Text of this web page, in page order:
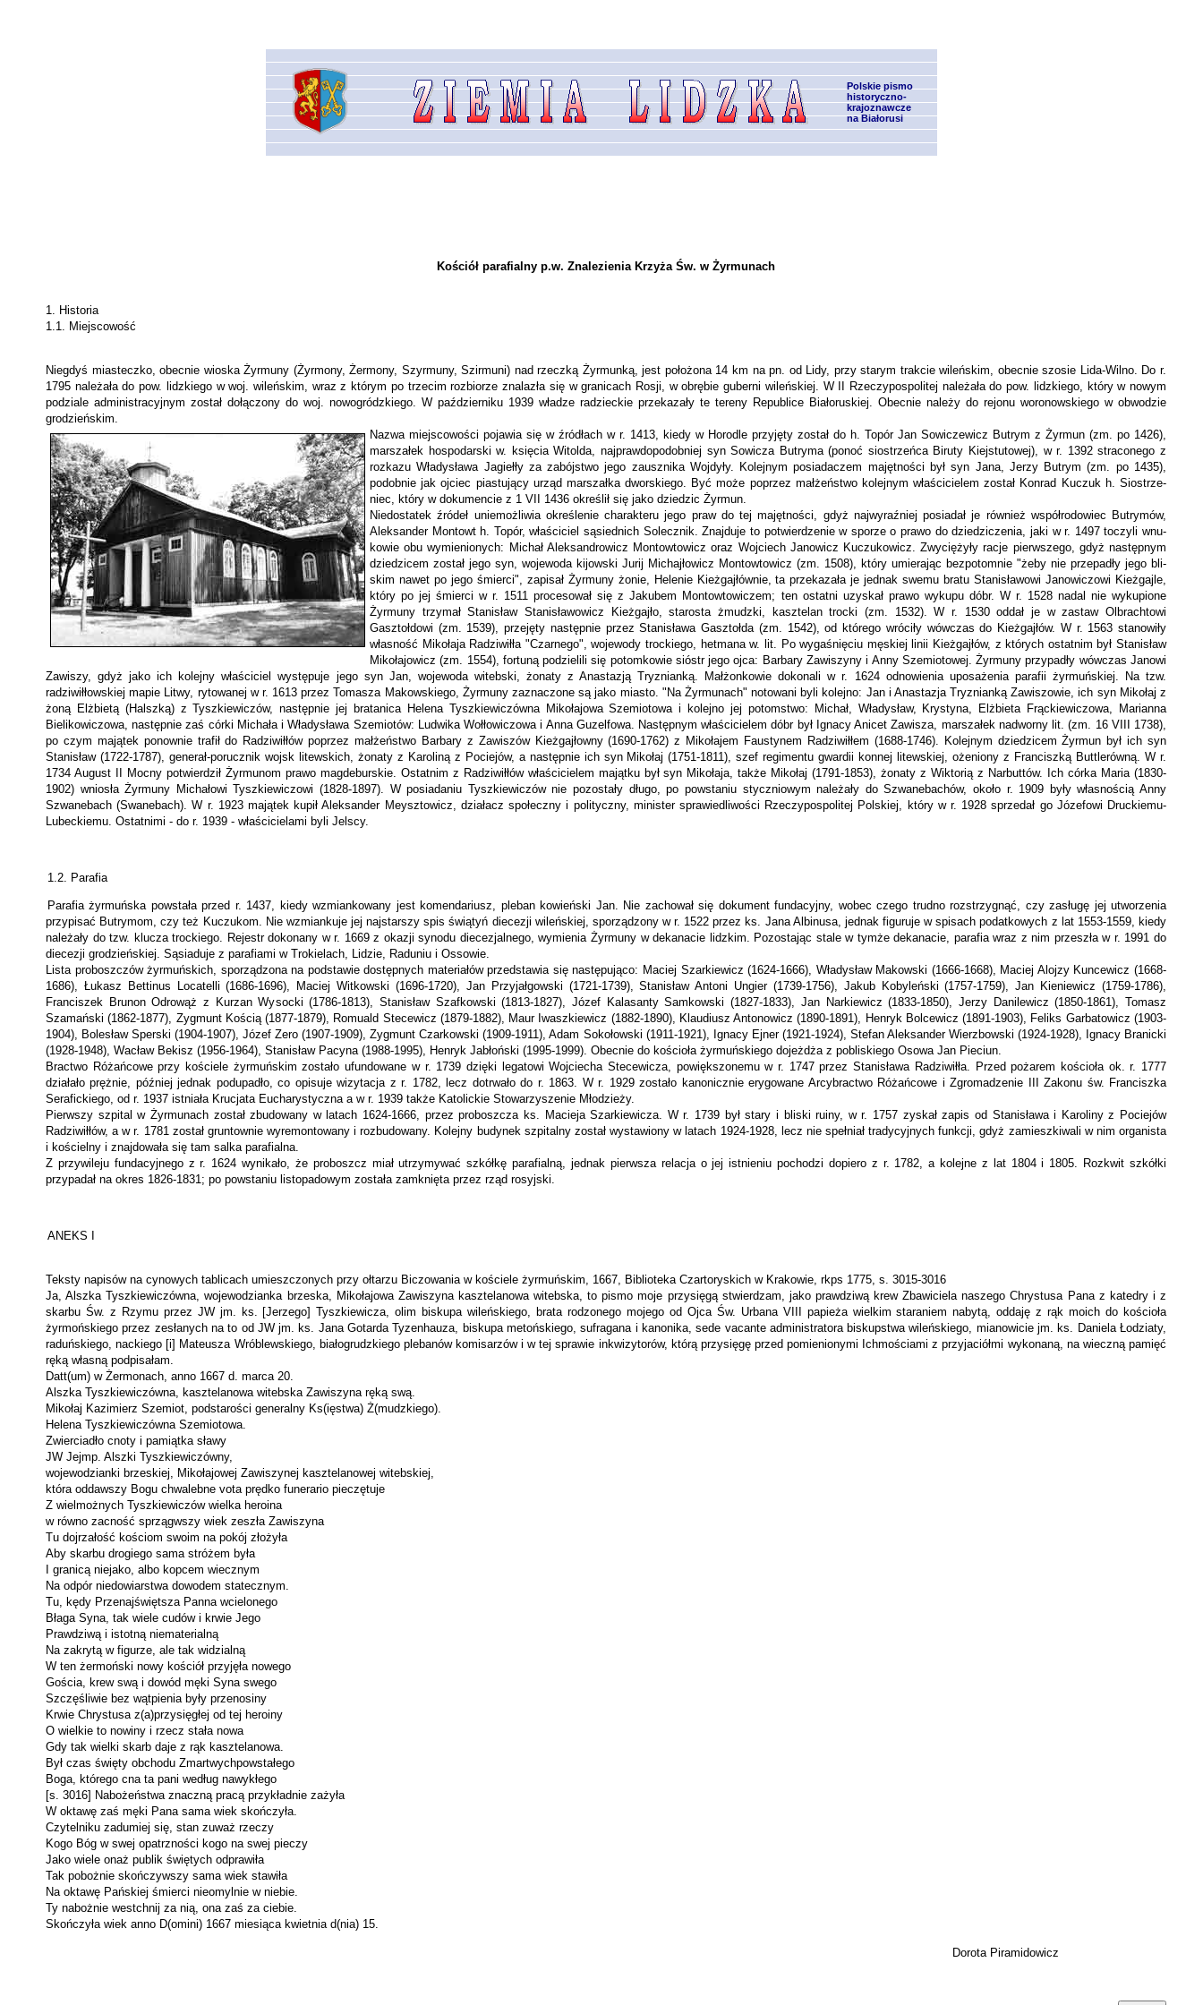
Polskie pismo
historyczno-
krajoznawcze
na Białorusi
Kościół parafialny p.w. Znalezienia Krzyża Św. w Żyrmunach
1. Historia
1.1. Miejscowość
Niegdyś miasteczko, obecnie wioska Żyrmuny (Żyrmony, Żermony, Szyrmuny, Szirmuni) nad rzeczką Żyrmunką, jest położona 14 km na pn. od Lidy, przy starym trakcie wileńskim, obecnie szosie Lida-Wilno. Do r.
1795 należała do pow. lidzkiego w woj. wileńskim, wraz z którym po trzecim roz­biorze znalazła się w granicach Rosji, w obrębie guberni wileńskiej. W II Rzeczypospolitej należała do pow. lidzkiego, który w nowym
podziale administra­cyjnym został dołączony do woj. nowogródzkiego. W październiku 1939 wła­dze radzieckie przekazały te tereny Republice Białoruskiej. Obecnie należy do rejonu woronowskiego w obwodzie
grodzieńskim.
Nazwa miejscowości pojawia się w źródłach w r. 1413, kiedy w Horo­dle przyjęty został do h. Topór Jan Sowiczewicz Butrym z Żyrmun (zm. po 1426),
marszałek hospodarski w. księcia Witolda, najprawdopodobniej syn Sowicza Butryma (ponoć siostrzeńca Biruty Kiejstutowej), w r. 1392 straco­nego z
rozkazu Władysława Jagiełły za zabójstwo jego zausznika Wojdyły. Kolejnym posiadaczem majętności był syn Jana, Jerzy Butrym (zm. po 1435),
podobnie jak ojciec piastujący urząd marszałka dworskiego. Być może po­przez małżeństwo kolejnym właścicielem został Konrad Kuczuk h. Siostrze­
niec, który w dokumencie z 1 VII 1436 określił się jako dziedzic Żyrmun.
Niedostatek źródeł uniemożliwia określenie charakteru jego praw do tej ma­jętności, gdyż najwyraźniej posiadał je również współrodowiec Butrymów,
Aleksander Montowt h. Topór, właściciel sąsiednich Solecznik. Znajduje to potwierdzenie w sporze o prawo do dziedziczenia, jaki w r. 1497 toczyli wnu­
kowie obu wymienionych: Michał Aleksandrowicz Montowtowicz oraz Woj­ciech Janowicz Kuczukowicz. Zwyciężyły racje pierwszego, gdyż następnym
dziedzicem został jego syn, wojewoda kijowski Jurij Michajłowicz Montow­towicz (zm. 1508), który umierając bezpotomnie "żeby nie przepadły jego bli­
skim nawet po jego śmierci", zapisał Żyrmuny żonie, Helenie Kieżgajłównie, ta przekazała je jednak swemu bratu Stanisławowi Janowiczowi Kieżgajle,
który po jej śmierci w r. 1511 procesował się z Jakubem Montowtowiczem; ten ostatni uzyskał prawo wykupu dóbr. W r. 1528 nadal nie wykupione
Żyrmuny trzymał Stanisław Stanisławowicz Kieżgajło, starosta żmudzki, kaszte­lan trocki (zm. 1532). W r. 1530 oddał je w zastaw Olbrachtowi
Gasztołdowi (zm. 1539), przejęty następnie przez Stanisława Gasztołda (zm. 1542), od którego wróciły wówczas do Kieżgajłów. W r. 1563 stanowiły
własność Mi­kołaja Radziwiłła "Czarnego", wojewody trockiego, hetmana w. lit. Po wy­gaśnięciu męskiej linii Kieżgajłów, z których ostatnim był Stanisław
Mikołajowicz (zm. 1554), fortuną podzielili się potomkowie sióstr jego ojca: Barba­ry Zawiszyny i Anny Szemiotowej. Żyrmuny przypadły wówczas Janowi
Zawiszy, gdyż jako ich kolejny właściciel występuje jego syn Jan, wojewoda witebski, żonaty z Anastazją Tryznianką. Małżonkowie dokonali w r. 1624 od­nowienia uposażenia parafii żyrmuńskiej. Na tzw.
radziwiłłowskiej mapie Litwy, rytowanej w r. 1613 przez Tomasza Makowskiego, Żyrmuny zazna­czone są jako miasto. "Na Żyrmunach" notowani byli kolejno: Jan i Anasta­zja Tryznianką Zawiszowie, ich syn Mikołaj z
żoną Elżbietą (Halszką) z Tyszkiewiczów, następnie jej bratanica Helena Tyszkiewiczówna Mikołajowa Szemiotowa i kolejno jej potomstwo: Michał, Władysław, Krystyna, Elżbieta Frąckiewiczowa, Marianna
Bielikowiczowa, następnie zaś córki Michała i Władysława Szemiotów: Ludwika Wołłowiczowa i Anna Guzelfowa. Na­stępnym właścicielem dóbr był Ignacy Anicet Zawisza, marszałek nadwor­ny lit. (zm. 16 VIII 1738),
po czym majątek ponownie trafił do Radziwiłłów poprzez małżeństwo Barbary z Zawiszów Kieżgajłowny (1690-1762) z Mikołajem Faustynem Radziwiłłem (1688-1746). Kolejnym dziedzicem Żyrmun był ich syn
Stanisław (1722-1787), generał-porucznik wojsk litewskich, żonaty z Karoliną z Pociejów, a następnie ich syn Mikołaj (1751-1811), szef regimen­tu gwardii konnej litewskiej, ożeniony z Franciszką Buttlerówną. W r.
1734 August II Mocny potwierdził Żyrmunom prawo magdeburskie. Ostatnim z Radziwiłłów właścicielem majątku był syn Mikołaja, także Mikołaj (1791-1853), żonaty z Wiktorią z Narbuttów. Ich córka Maria (1830-
1902) wniosła Żyrmuny Michałowi Tyszkiewiczowi (1828-1897). W posiadaniu Tyszkiewiczów nie pozostały długo, po powstaniu styczniowym należały do Szwanebachów, około r. 1909 były własnością Anny
Szwanebach (Swanebach). W r. 1923 majątek kupił Aleksander Meysztowicz, działacz społeczny i poli­tyczny, minister sprawiedliwości Rzeczypospolitej Polskiej, który w r. 1928 sprzedał go Józefowi Druckiemu-
Lubeckiemu. Ostatnimi - do r. 1939 - wła­ścicielami byli Jelscy.
1.2. Parafia
Parafia żyrmuńska powstała przed r. 1437, kiedy wzmiankowany jest komendariusz, pleban kowieński Jan. Nie zachował się dokument fundacyjny, wobec czego trudno rozstrzygnąć, czy zasługę jej utworzenia
przypisać Butrymom, czy też Kuczukom. Nie wzmiankuje jej najstarszy spis świątyń die­cezji wileńskiej, sporządzony w r. 1522 przez ks. Jana Albinusa, jednak figu­ruje w spisach podatkowych z lat 1553-1559, kiedy
należały do tzw. klucza trockiego. Rejestr dokonany w r. 1669 z okazji synodu diecezjalnego, wy­mienia Żyrmuny w dekanacie lidzkim. Pozostając stale w tymże dekanacie, parafia wraz z nim przeszła w r. 1991 do
diecezji grodzieńskiej. Sąsiaduje z parafiami w Trokielach, Lidzie, Raduniu i Ossowie.
Lista proboszczów żyrmuńskich, sporządzona na podstawie dostępnych materiałów przedstawia się następująco: Maciej Szarkiewicz (1624-1666), Władysław Makowski (1666-1668), Maciej Alojzy Kuncewicz (1668-
1686), Łukasz Bettinus Locatelli (1686-1696), Maciej Witkowski (1696-1720), Jan Przyjałgowski (1721-1739), Stanisław Antoni Ungier (1739-1756), Jakub Kobyleński (1757-1759), Jan Kieniewicz (1759-1786),
Franciszek Brunon Odrowąż z Kurzan Wysocki (1786-1813), Stanisław Szafkowski (1813-1827), Józef Kalasanty Samkowski (1827-1833), Jan Narkiewicz (1833-1850), Je­rzy Danilewicz (1850-1861), Tomasz
Szamański (1862-1877), Zygmunt Ko­ścią (1877-1879), Romuald Stecewicz (1879-1882), Maur Iwaszkiewicz (1882-1890), Klaudiusz Antonowicz (1890-1891), Henryk Bolcewicz (1891-1903), Feliks Garbatowicz (1903-
1904), Bolesław Sperski (1904-1907), Jó­zef Zero (1907-1909), Zygmunt Czarkowski (1909-1911), Adam Sokołowski (1911-1921), Ignacy Ejner (1921-1924), Stefan Aleksander Wierzbowski (1924-1928), Ignacy Branicki
(1928-1948), Wacław Bekisz (1956-1964), Stanisław Pacyna (1988-1995), Henryk Jabłoński (1995-1999). Obecnie do kościoła żyrmuńskiego dojeżdża z pobliskiego Osowa Jan Pieciun.
Bractwo Różańcowe przy kościele żyrmuńskim zostało ufundowane w r. 1739 dzięki legatowi Wojciecha Stecewicza, powiększonemu w r. 1747 przez Stanisława Radziwiłła. Przed pożarem kościoła ok. r. 1777
działało prężnie, później jednak podupadło, co opisuje wizytacja z r. 1782, lecz do­trwało do r. 1863. W r. 1929 zostało kanonicznie erygowane Arcybractwo Ró­żańcowe i Zgromadzenie III Zakonu św. Franciszka
Serafickiego, od r. 1937 istniała Krucjata Eucharystyczna a w r. 1939 także Katolickie Stowa­rzyszenie Młodzieży.
Pierwszy szpital w Żyrmunach został zbudowany w latach 1624-1666, przez proboszcza ks. Macieja Szarkiewicza. W r. 1739 był stary i bliski ru­iny, w r. 1757 zyskał zapis od Stanisława i Karoliny z Pociejów
Radziwił­łów, a w r. 1781 został gruntownie wyremontowany i rozbudowany. Ko­lejny budynek szpitalny został wystawiony w latach 1924-1928, lecz nie spełniał tradycyjnych funkcji, gdyż zamieszkiwali w nim organista
i kościelny i znaj­dowała się tam salka parafialna.
Z przywileju fundacyjnego z r. 1624 wynikało, że proboszcz miał utrzy­mywać szkółkę parafialną, jednak pierwsza relacja o jej istnieniu pochodzi dopiero z r. 1782, a kolejne z lat 1804 i 1805. Rozkwit szkółki
przypadał na okres 1826-1831; po powstaniu listopadowym została zamknięta przez rząd rosyjski.
ANEKS I
Teksty napisów na cynowych tablicach umieszczonych przy ołtarzu Biczowania w kościele żyrmuńskim, 1667, Biblioteka Czartoryskich w Krakowie, rkps 1775, s. 3015-3016
Ja, Alszka Tyszkiewiczówna, wojewodzianka brzeska, Mikołajowa Zawiszyna kasztelanowa witebska, to pismo moje przysięgą stwierdzam, jako prawdziwą krew Zbawiciela naszego Chrystusa Pana z katedry i z
skarbu Św. z Rzymu przez JW jm. ks. [Jerzego] Tyszkiewicza, olim biskupa wileńskiego, brata rodzonego mojego od Ojca Św. Urbana VIII papieża wielkim staraniem nabytą, oddaję z rąk moich do ko­ścioła
żyrmońskiego przez zesłanych na to od JW jm. ks. Jana Gotarda Tyzenhauza, biskupa metońskiego, sufragana i kanonika, sede vacante administratora biskupstwa wileńskiego, mianowicie jm. ks. Daniela Łodziaty,
raduńskiego, nackiego [i] Mate­usza Wróblewskiego, białogrudzkiego plebanów komisarzów i w tej sprawie inkwizy­torów, którą przysięgę przed pomienionymi Ichmościami z przyjaciółmi wykonaną, na wieczną pamięć
ręką własną podpisałam.
Datt(um) w Żermonach, anno 1667 d. marca 20.
Alszka Tyszkiewiczówna, kasztelanowa witebska Zawiszyna ręką swą.
Mikołaj Kazimierz Szemiot, podstarości generalny Ks(ięstwa) Ż(mudzkiego).
Helena Tyszkiewiczówna Szemiotowa.
Zwierciadło cnoty i pamiątka sławy
JW Jejmp. Alszki Tyszkiewiczówny,
wojewodzianki brzeskiej, Mikołajowej Zawiszynej kasztelanowej witebskiej,
która oddawszy Bogu chwalebne vota prędko funerario pieczętuje
Z wielmożnych Tyszkiewiczów wielka heroina
w równo zacność sprzągwszy wiek zeszła Zawiszyna
Tu dojrzałość kościom swoim na pokój złożyła
Aby skarbu drogiego sama stróżem była
I granicą niejako, albo kopcem wiecznym
Na odpór niedowiarstwa dowodem statecznym.
Tu, kędy Przenajświętsza Panna wcielonego
Błaga Syna, tak wiele cudów i krwie Jego
Prawdziwą i istotną niematerialną
Na zakrytą w figurze, ale tak widzialną
W ten żermoński nowy kościół przyjęła nowego
Gościa, krew swą i dowód męki Syna swego
Szczęśliwie bez wątpienia były przenosiny
Krwie Chrystusa z(a)przysięgłej od tej heroiny
O wielkie to nowiny i rzecz stała nowa
Gdy tak wielki skarb daje z rąk kasztelanowa.
Był czas święty obchodu Zmartwychpowstałego
Boga, którego cna ta pani według nawykłego
[s. 3016] Nabożeństwa znaczną pracą przykładnie zażyła
W oktawę zaś męki Pana sama wiek skończyła.
Czytelniku zadumiej się, stan zuważ rzeczy
Kogo Bóg w swej opatrzności kogo na swej pieczy
Jako wiele onaż publik świętych odprawiła
Tak pobożnie skończywszy sama wiek stawiła
Na oktawę Pańskiej śmierci nieomylnie w niebie.
Ty nabożnie westchnij za nią, ona zaś za ciebie.
Skończyła wiek anno D(omini) 1667 miesiąca kwietnia d(nia) 15.
Dorota Piramidowicz